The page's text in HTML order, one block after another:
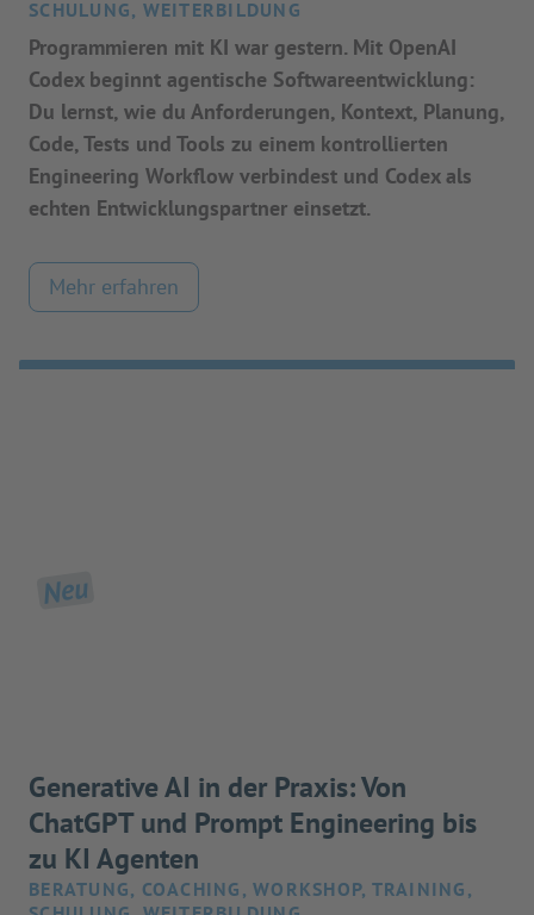
SCHULUNG, WEITERBILDUNG
Programmieren mit KI war gestern. Mit OpenAI
Codex beginnt agentische Softwareentwicklung:
Du lernst, wie du Anforderungen, Kontext, Planung,
Code, Tests und Tools zu einem kontrollierten
Engineering Workflow verbindest und Codex als
echten Entwicklungspartner einsetzt.
Mehr erfahren
Neu
Generative AI in der Praxis: Von
ChatGPT und Prompt Engineering bis
zu KI Agenten
BERATUNG, COACHING, WORKSHOP, TRAINING,